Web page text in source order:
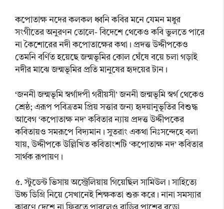
কপোতাক্ষ নদের কলকল ধ্বনি কবির মনে যেমন মধুর
সংগীতের অনুরণন তোলে- বিদেশে থেকেও কবি ভুলতে পারে
না কৈশোরের নদী কপোতাক্ষের কথা। প্রদত্ত উদ্দীপকেও
তেমনি বর্ণিত হয়েছে জন্মভূমির কোল ঘেঁষে বয়ে চলা গড়াই
নদীর মাঝে জন্মভূমির প্রতি মানুষের হৃদয়ের টান।
‘জননী জন্মভূমি স্বর্গাদপী গরীয়সী’ জননী জন্মভূমি স্বর্গ থেকেও
শ্রেষ্ঠ; এরূপ পবিত্রতম প্রিয় সত্তার জন্য হৃদয়ানুভূতির বিশুদ্ধ
আবেগ ‘কপোতাক্ষ নদ’ কবিতার ন্যায় প্রদত্ত উদ্দীপকের
কবিতায়ও সমরূপে বিদ্যমান। সুতরাং একথা নিঃসন্দেহে বলা
যায়, উদ্দীপকে উল্লিখিত কবিতাংশটি ‘কপোতাক্ষ নদ’ কবিতার
সার্থক রূপায়ণ।
৫. স্টুডেন্ট ভিসায় অস্ট্রেলিয়ায় গিয়েছিল সামিউল। সাহিত্যে
উচ্চ ডিগ্রি নিয়ে সেখানেই শিক্ষকতা শুরু করে। নানা সমস্যার